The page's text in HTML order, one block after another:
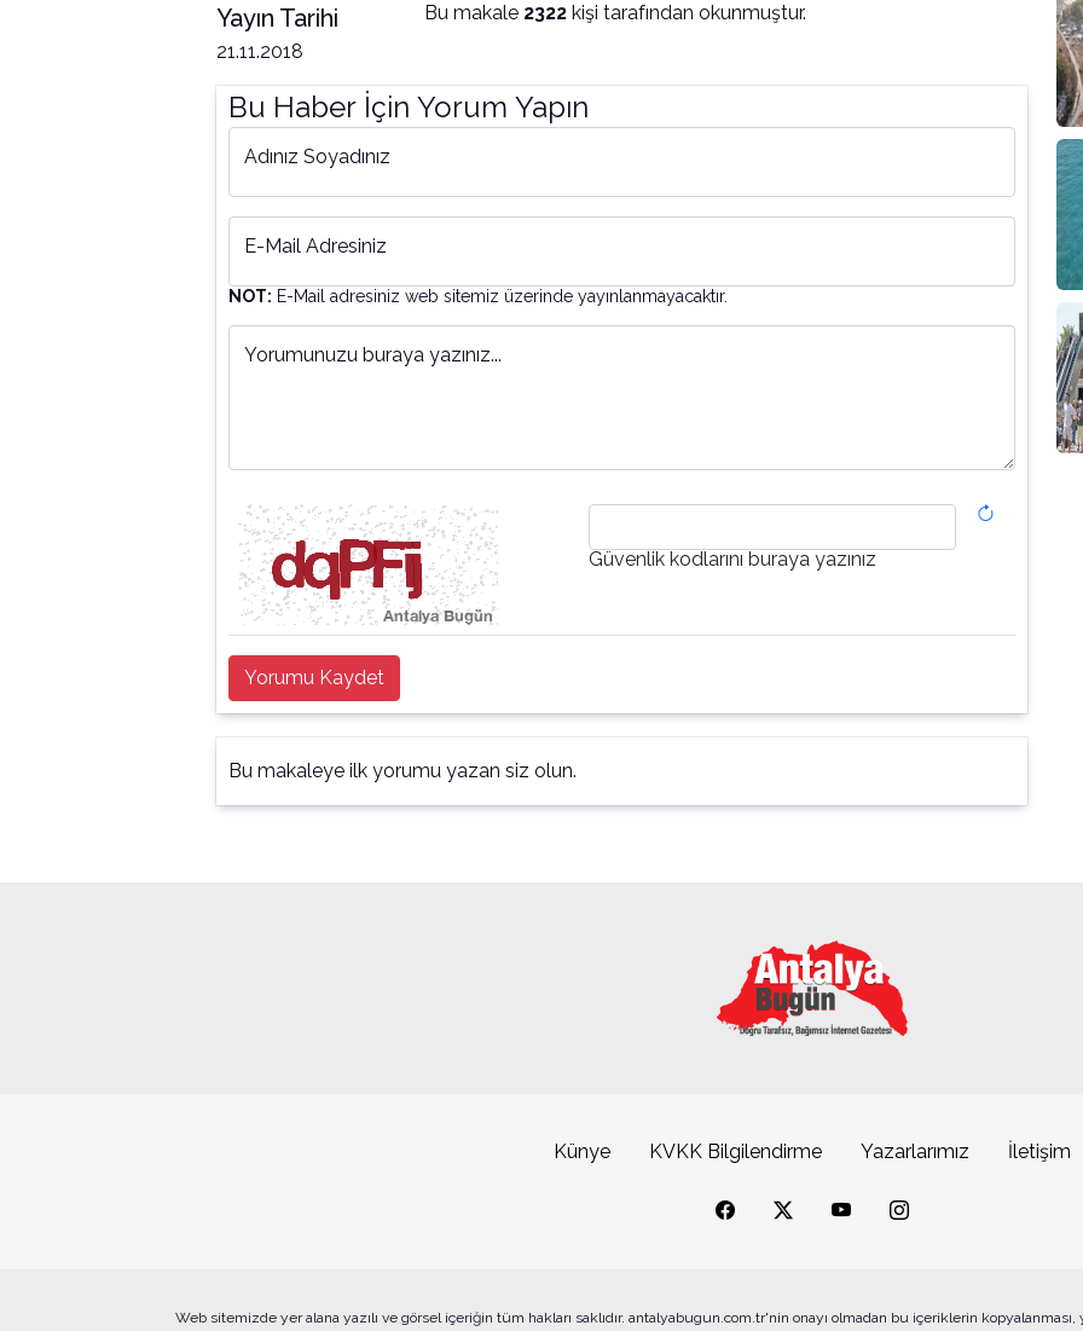
Yayın Tarihi
21.11.2018
Bu makale 2322kişi tarafından okunmuştur.
Bu Haber İçin Yorum Yapın
Adınız Soyadınız
E-Mail Adresiniz
NOT: E-Mail adresiniz web sitemiz üzerinde yayınlanmayacaktır.
Yorumunuzu buraya yazınız...
Güvenlik kodlarını buraya yazınız
Yorumu Kaydet
Bu makaleye ilk yorumu yazan siz olun.
Künye KVKK Bilgilendirme Yazarlarımız İletişim
Web sitemizde yer alana yazılı ve görsel içeriğin tüm hakları saklıdır. antalyabugun.com.tr'nin onayı olmadan bu içeriklerin kopyalanması,